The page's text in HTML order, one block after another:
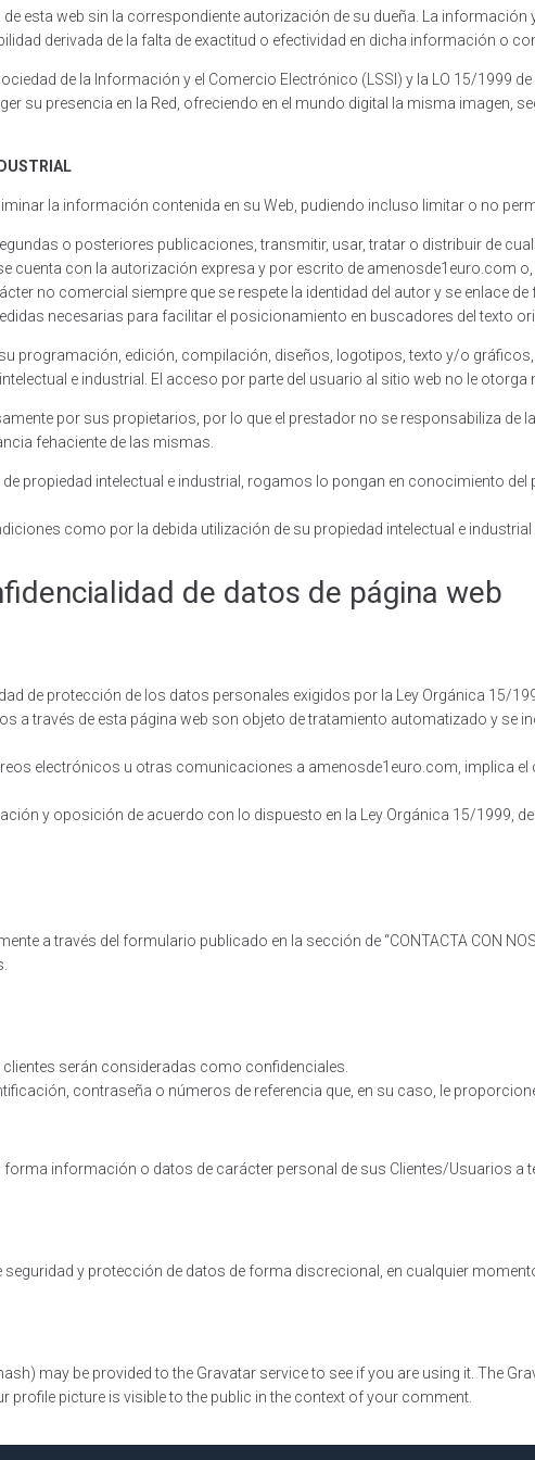
esta web sin la correspondiente autorización de su dueña. La
derivada de la falta de exactitud o efectividad en dicha información o
de la Información y el Comercio Electrónico (LSSI) y la LO 15/1999
presencia en la Red, ofreciendo en el mundo digital la misma imagen,
la información contenida en su Web, pudiendo incluso limitar o no
o posteriores publicaciones, transmitir, usar, tratar o distribuir de
con la autorización expresa y por escrito de amenosde1euro.com
no comercial siempre que se respete la identidad del autor y se enlace
necesarias para facilitar el posicionamiento en buscadores del texto
programación, edición, compilación, diseños, logotipos, texto y/o
e industrial. El acceso por parte del usuario al sitio web no le
por sus propietarios, por lo que el prestador no se responsabiliza de
fehaciente de las mismas.
propiedad intelectual e industrial, rogamos lo pongan en conocimiento
como por la debida utilización de su propiedad intelectual e
de datos de página web
de protección de los datos personales exigidos por la Ley Orgánica 15/
a través de esta página web son objeto de tratamiento automatizado y se
electrónicos u otras comunicaciones a amenosde1euro.com, implica
y oposición de acuerdo con lo dispuesto en la Ley Orgánica 15/1999,
a través del formulario publicado en la sección de “CONTACTA CON
serán consideradas como confidenciales.
contraseña o números de referencia que, en su caso, le
información o datos de carácter personal de sus Clientes/Usuarios a
y protección de datos de forma discrecional, en cualquier
may be provided to the Gravatar service to see if you are using it. The
picture is visible to the public in the context of your comment.